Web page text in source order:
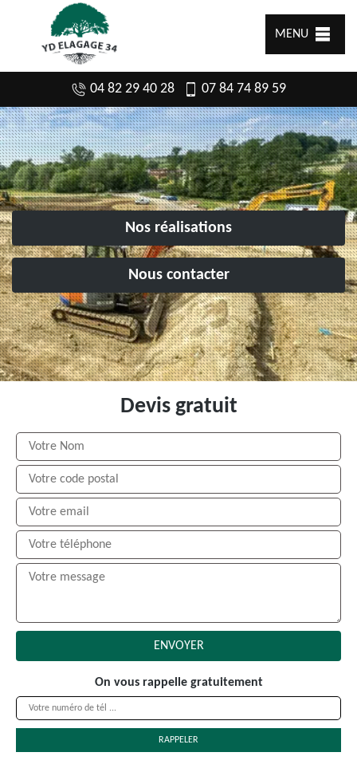
MENU
04 82 29 40 28 07 84 74 89 59
Nos réalisations
Nous contacter
Devis gratuit
On vous rappelle gratuitement